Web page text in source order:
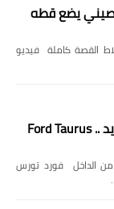
صيني يضع قطه
القصة كاملة فيديو
اسعار تورس 2023 الشكل الجديد .. Ford Taurus
اسعار تورس 2023 الشكل الجديد .. Ford Taurus 2023 من الداخل فورد تورس